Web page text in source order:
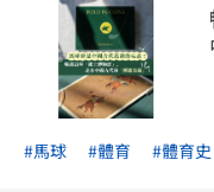
#馬球 #體育 #體育史